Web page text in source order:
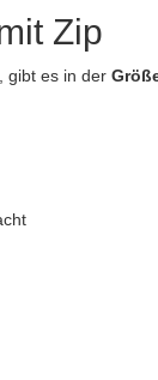
Zip
gibt es in der